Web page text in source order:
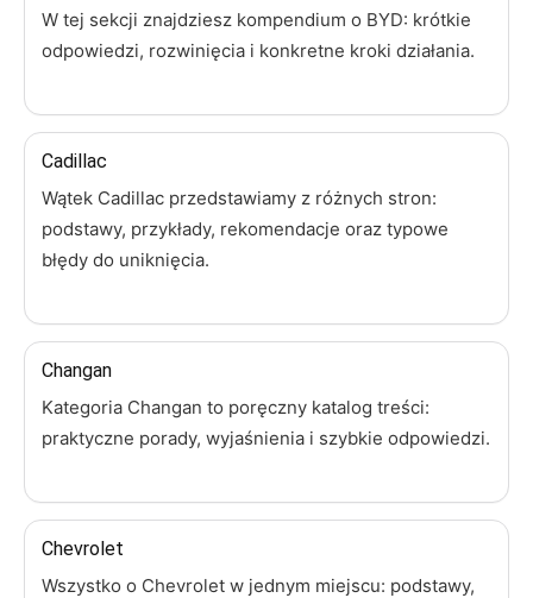
W tej sekcji znajdziesz kompendium o BYD: krótkie
odpowiedzi, rozwinięcia i konkretne kroki działania.
Cadillac
Wątek Cadillac przedstawiamy z różnych stron:
podstawy, przykłady, rekomendacje oraz typowe
błędy do uniknięcia.
Changan
Kategoria Changan to poręczny katalog treści:
praktyczne porady, wyjaśnienia i szybkie odpowiedzi.
Chevrolet
Wszystko o Chevrolet w jednym miejscu: podstawy,